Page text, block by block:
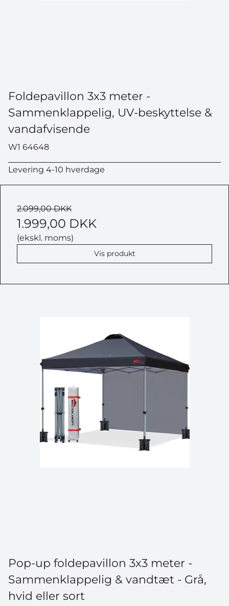
Foldepavillon 3x3 meter -
Sammenklappelig, UV-beskyttelse &
vandafvisende
W1 64648
Levering 4-10 hverdage
2.099,00 DKK
1.999,00 DKK
(ekskl. moms)
Vis produkt
Pop-up foldepavillon 3x3 meter -
Sammenklappelig & vandtæt - Grå,
hvid eller sort